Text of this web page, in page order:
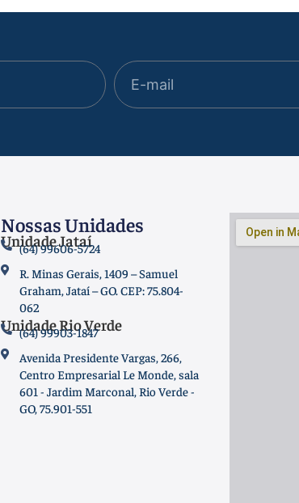
Nossas Unidades
Unidade Jataí
(64) 99606-5724
R. Minas Gerais, 1409 – Samuel
Graham, Jataí – GO. CEP: 75.804-
062
Unidade Rio Verde
(64) 99903-1847
Avenida Presidente Vargas, 266,
Centro Empresarial Le Monde, sala
601 - Jardim Marconal, Rio Verde -
GO, 75.901-551